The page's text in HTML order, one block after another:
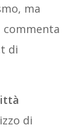
ma
commenta
di
di